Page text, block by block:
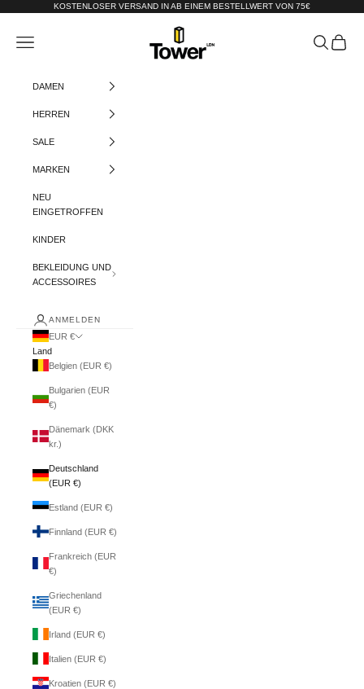
Zum Inhalt springenKOSTENLOSER VERSAND IN AB EINEM BESTELLWERT VON 75€
Tower-London.De
Menü Suchen
DAMEN
HERREN
SALE
MARKEN
NEU
EINGETROFFEN
KINDER
BEKLEIDUNG UND
ACCESSOIRES
ANMELDEN
EUR €
Land
Belgien (EUR €)
Bulgarien (EUR
€)
Dänemark (DKK
kr.)
Deutschland
(EUR €)
Estland (EUR €)
Finnland (EUR €)
Frankreich (EUR
€)
Griechenland
(EUR €)
Irland (EUR €)
Italien (EUR €)
Kroatien (EUR €)